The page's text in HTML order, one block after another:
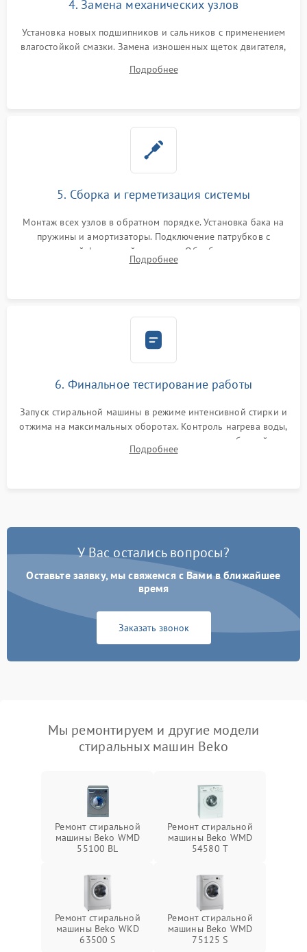
4. Замена механических узлов
Установка новых подшипников и сальников с применением
влагостойкой смазки. Замена изношенных щеток двигателя,
или поврежденной резиновой манжеты.
Подробнее
5. Сборка и герметизация системы
Монтаж всех узлов в обратном порядке. Установка бака на
пружины и амортизаторы. Подключение патрубков с
надежной фиксацией хомутами. Обработка стыков
герметиком для предотвращения возможных протечек воды.
Подробнее
6. Финальное тестирование работы
Запуск стиральной машины в режиме интенсивной стирки и
отжима на максимальных оборотах. Контроль нагрева воды,
корректности слива, отсутствия излишних вибраций,
посторонних стуков и протечек под корпусом.
Подробнее
У Вас остались вопросы?
Оставьте заявку, мы свяжемся с Вами в ближайшее
время
Заказать звонок
Мы ремонтируем и другие модели
стиральных машин Beko
Ремонт стиральной
машины Beko WMD
55100 BL
Ремонт стиральной
машины Beko WMD
54580 T
Ремонт стиральной
машины Beko WKD
63500 S
Ремонт стиральной
машины Beko WMD
75125 S